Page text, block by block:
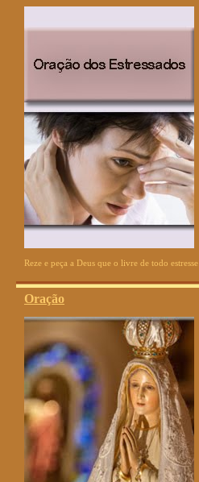
Reze e peça a Deus que o livre de todo estresse
Oração